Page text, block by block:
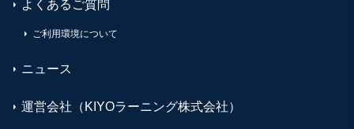
よくあるご質問
ご利用環境について
ニュース
運営会社（KIYOラーニング株式会社）